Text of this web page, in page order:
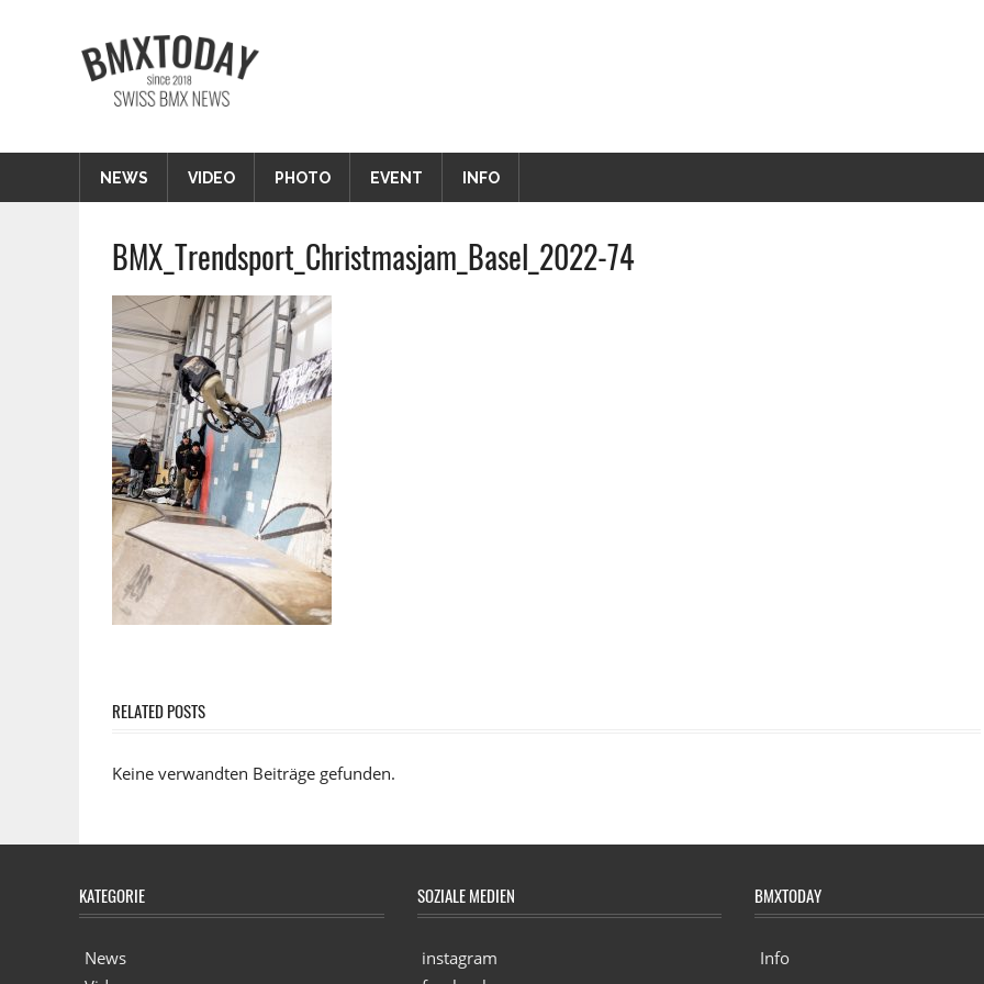
BMX News Schweiz
NEWS VIDEO PHOTO EVENT INFO
BMX_Trendsport_Christmasjam_Basel_2022-74
RELATED POSTS
Keine verwandten Beiträge gefunden.
KATEGORIE
News
SOZIALE MEDIEN
instagram
BMXTODAY
Info